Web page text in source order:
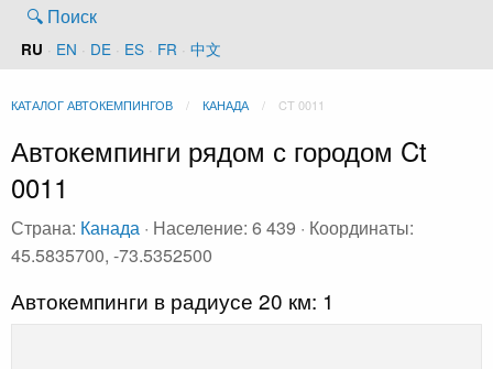
🔍 Поиск
RU · EN · DE · ES · FR · 中文
КАТАЛОГ АВТОКЕМПИНГОВ КАНАДА CT 0011
Автокемпинги рядом с городом Ct
0011
Страна: Канада · Население: 6 439 · Координаты:
45.5835700, -73.5352500
Автокемпинги в радиусе 20 км: 1